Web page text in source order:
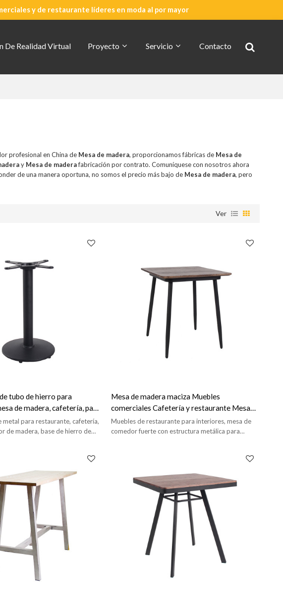
y de restaurante líderes en moda al por mayor
De Realidad Virtual Proyecto Servicio Contacto
profesional en China de Mesa de madera, proporcionamos fábricas de Mesa de
y Mesa de maderafabricación por contrato. Comuníquese con nosotros ahora
de una manera oportuna, no somos el precio más bajo de Mesa de madera, pero
Ver
tubo de hierro para
de madera, cafetería, pata
de Metal
metal para restaurante, cafetería,
de madera, base de hierro de
Mesa de madera maciza Muebles
comerciales Cafetería y restaurante Mesa
de comedor
Muebles de restaurante para interiores, mesa de
comedor fuerte con estructura metálica para